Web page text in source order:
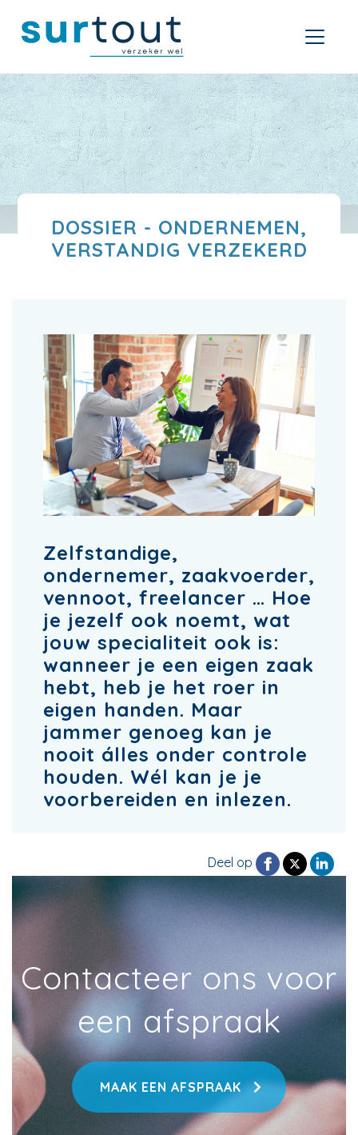
DOSSIER - ONDERNEMEN,
VERSTANDIG VERZEKERD
Zelfstandige,
ondernemer, zaakvoerder,
vennoot, freelancer … Hoe
je jezelf ook noemt, wat
jouw specialiteit ook is:
wanneer je een eigen zaak
hebt, heb je het roer in
eigen handen. Maar
jammer genoeg kan je
nooit álles onder controle
houden. Wél kan je je
voorbereiden en inlezen.
Deel op
Contacteer ons voor
een afspraak
MAAK EEN AFSPRAAK